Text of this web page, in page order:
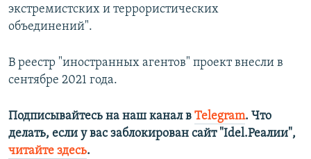
экстремистских и террористических
объединений".
В реестр "иностранных агентов" проект внесли в
сентябре 2021 года.
Подписывайтесь на наш канал в Telegram. Что
делать, если у вас заблокирован сайт "Idel.Реалии",
читайте здесь.